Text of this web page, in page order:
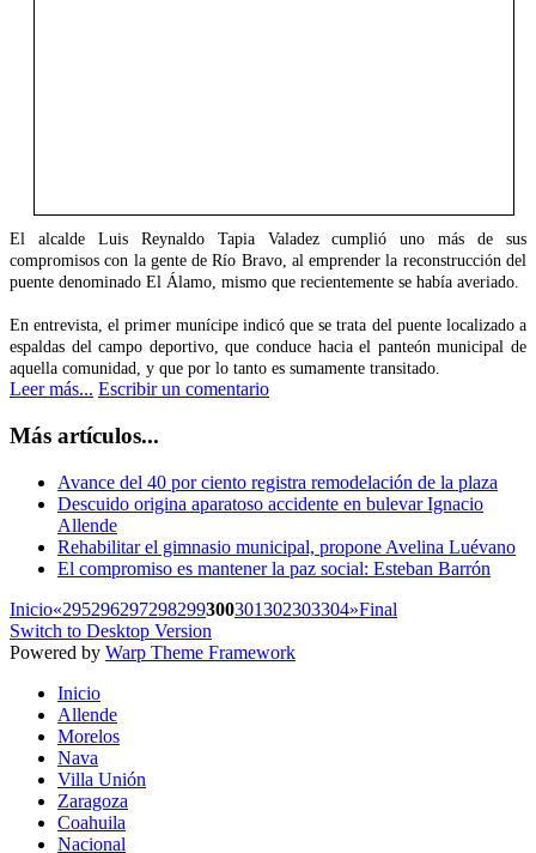
El alcalde Luis Reynaldo Tapia Valadez cumplió uno más de sus
compromisos con la gente de Río Bravo, al emprender la reconstrucción del
puente denominado El Álamo, mismo que recientemente se había averiado.
En entrevista, el primer munícipe indicó que se trata del puente localizado a
espaldas del campo deportivo, que conduce hacia el panteón municipal de
aquella comunidad, y que por lo tanto es sumamente transitado.
Leer más... Escribir un comentario
Más artículos...
Avance del 40 por ciento registra remodelación de la plaza
Descuido origina aparatoso accidente en bulevar Ignacio
Allende
Rehabilitar el gimnasio municipal, propone Avelina Luévano
El compromiso es mantener la paz social: Esteban Barrón
Inicio«295296297298299300301302303304»Final
Switch to Desktop Version
Powered by Warp Theme Framework
Inicio
Allende
Morelos
Nava
Villa Unión
Zaragoza
Coahuila
Nacional